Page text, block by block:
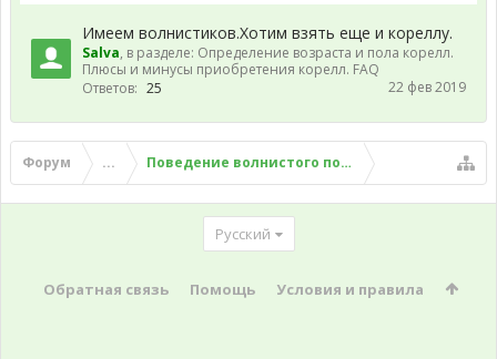
Имеем волнистиков.Хотим взять еще и кореллу.
Salva, в разделе: Определение возраста и пола корелл.
Плюсы и минусы приобретения корелл. FAQ
Ответов: 25 22 фев 2019
Форум ... Поведение волнистого попугая
Русский
Обратная связь Помощь Условия и правила